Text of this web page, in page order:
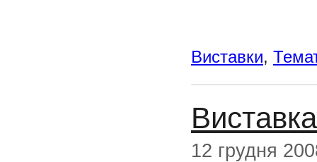
Виставки,
12 грудня